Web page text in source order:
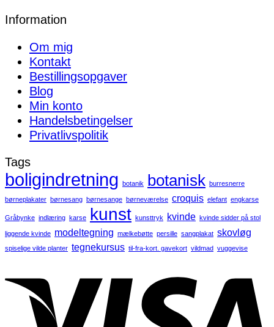
Information
Om mig
Kontakt
Bestillingsopgaver
Blog
Min konto
Handelsbetingelser
Privatlivspolitik
Tags
boligindretning botanik botanisk burresnerre
børneplakater børnesang børnesange børneværelse croquis elefant engkarse
Gråbynke indlæring karse kunst kunsttryk kvinde kvinde sidder på stol
liggende kvinde modeltegning mælkebøtte persille sangplakat skovløg
spiselige vilde planter tegnekursus til-fra-kort. gavekort vildmad vuggevise